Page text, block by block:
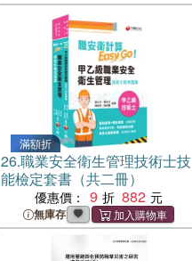
滿額折
26.職業安全衛生管理技術士技
能檢定套書（共二冊）
優惠價： 9 882
無庫存